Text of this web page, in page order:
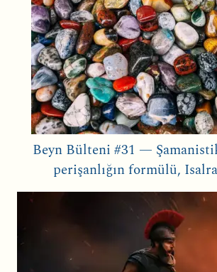
Beyn Bülteni #31 —
perişanlığın formülü,